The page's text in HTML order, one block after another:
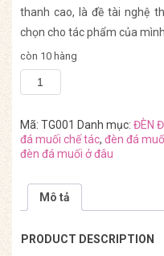
thanh cao, là đề tài nghệ
chọn cho tác phẩm của mình.
còn 10 hàng
Mã: TG001 Danh mục: ĐÈN
đá muối chế tác, đèn đá
đèn đá muối ở đâu
Mô tả
PRODUCT DESCRIPTION